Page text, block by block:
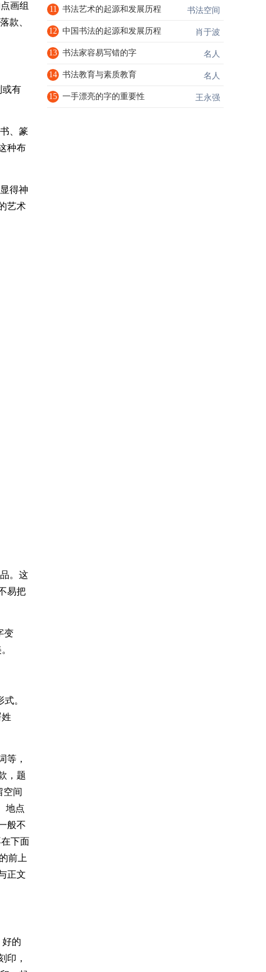
画组
款、
或有
、篆
种布
得神
艺术
。这
易把
变
。
等，
，题
空间
地点
般不
下面
前上
正文
的
印，
书法空间
11 书法艺术的起源和发展历程
肖于波
12 中国书法的起源和发展历程
名人
13 书法家容易写错的字
名人
14 书法教育与素质教育
王永强
15 一手漂亮的字的重要性